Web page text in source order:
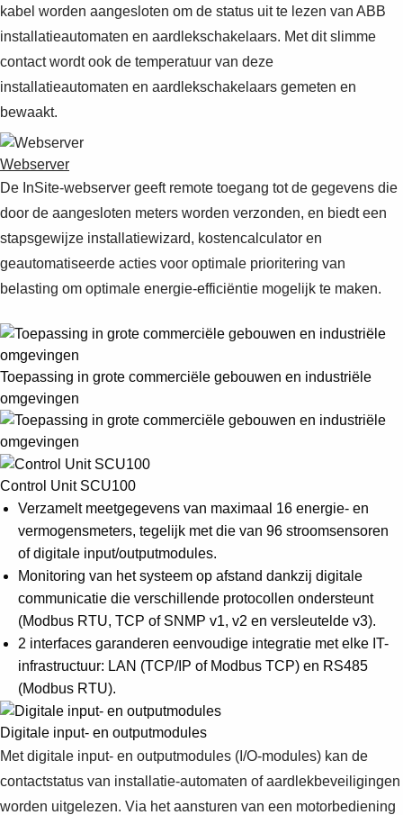
kabel worden aangesloten om de status uit te lezen van ABB
installatieautomaten en aardlekschakelaars. Met dit slimme
contact wordt ook de temperatuur van deze
installatieautomaten en aardlekschakelaars gemeten en
bewaakt.
Webserver
De InSite-webserver geeft remote toegang tot de gegevens die
door de aangesloten meters worden verzonden, en biedt een
stapsgewijze installatiewizard, kostencalculator en
geautomatiseerde acties voor optimale prioritering van
belasting om optimale energie-efficiëntie mogelijk te maken.
Toepassing in grote commerciële gebouwen en industriële
omgevingen
Control Unit SCU100
Verzamelt meetgegevens van maximaal 16 energie- en
vermogensmeters, tegelijk met die van 96 stroomsensoren
of digitale input/outputmodules.
Monitoring van het systeem op afstand dankzij digitale
communicatie die verschillende protocollen ondersteunt
(Modbus RTU, TCP of SNMP v1, v2 en versleutelde v3).
2 interfaces garanderen eenvoudige integratie met elke IT-
infrastructuur: LAN (TCP/IP of Modbus TCP) en RS485
(Modbus RTU).
Digitale input- en outputmodules
Met digitale input- en outputmodules (I/O-modules) kan de
contactstatus van installatie-automaten of aardlekbeveiligingen
worden uitgelezen. Via het aansturen van een motorbediening